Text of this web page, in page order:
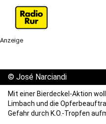
Anzeige
© José Narciandi
Mit einer Bierdeckel-Aktion
Limbach und die
Gefahr durch K.O.-Tropfen